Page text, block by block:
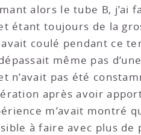
alors le tube B, j’ai
étant toujours de la
coulé pendant ce
même pas
n’avait pas été
après avoir
m’avait montré
à faire avec plus de